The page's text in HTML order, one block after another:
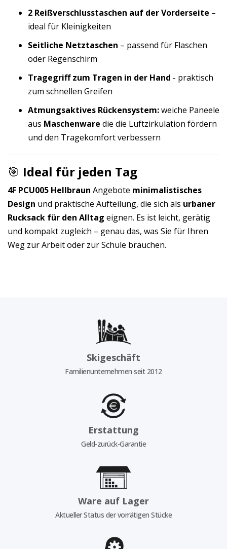
2 Reißverschlusstaschen auf der Vorderseite –
ideal für Kleinigkeiten
Seitliche Netztaschen – passend für Flaschen
oder Regenschirm
Tragegriff zum Tragen in der Hand - praktisch
zum schnellen Greifen
Atmungsaktives Rückensystem:weiche Paneele
aus Maschenware die die Luftzirkulation fördern
und den Tragekomfort verbessern
🎯 Ideal für jeden Tag
4F PCU005 Hellbraun Angebote minimalistisches
Design und praktische Aufteilung, die sich als urbaner
Rucksack für den Alltag eignen. Es ist leicht, gerätig
und kompakt zugleich – genau das, was Sie für Ihren
Weg zur Arbeit oder zur Schule brauchen.
Skigeschäft
Familienunternehmen seit 2012
Erstattung
Geld-zurück-Garantie
Ware auf Lager
Aktueller Status der vorrätigen Stücke